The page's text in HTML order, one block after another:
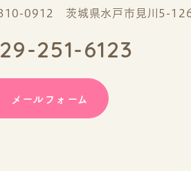
0912 茨城県水戸市見川5-
251-6123
メールフォーム